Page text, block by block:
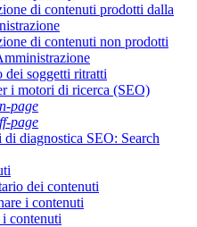
di contenuti prodotti dalla
di contenuti non prodotti
dei soggetti ritratti
i motori di ricerca (SEO)
page
page
diagnostica SEO: Search
dei contenuti
i contenuti
contenuti